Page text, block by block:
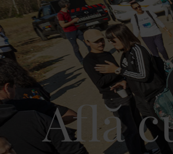
Află